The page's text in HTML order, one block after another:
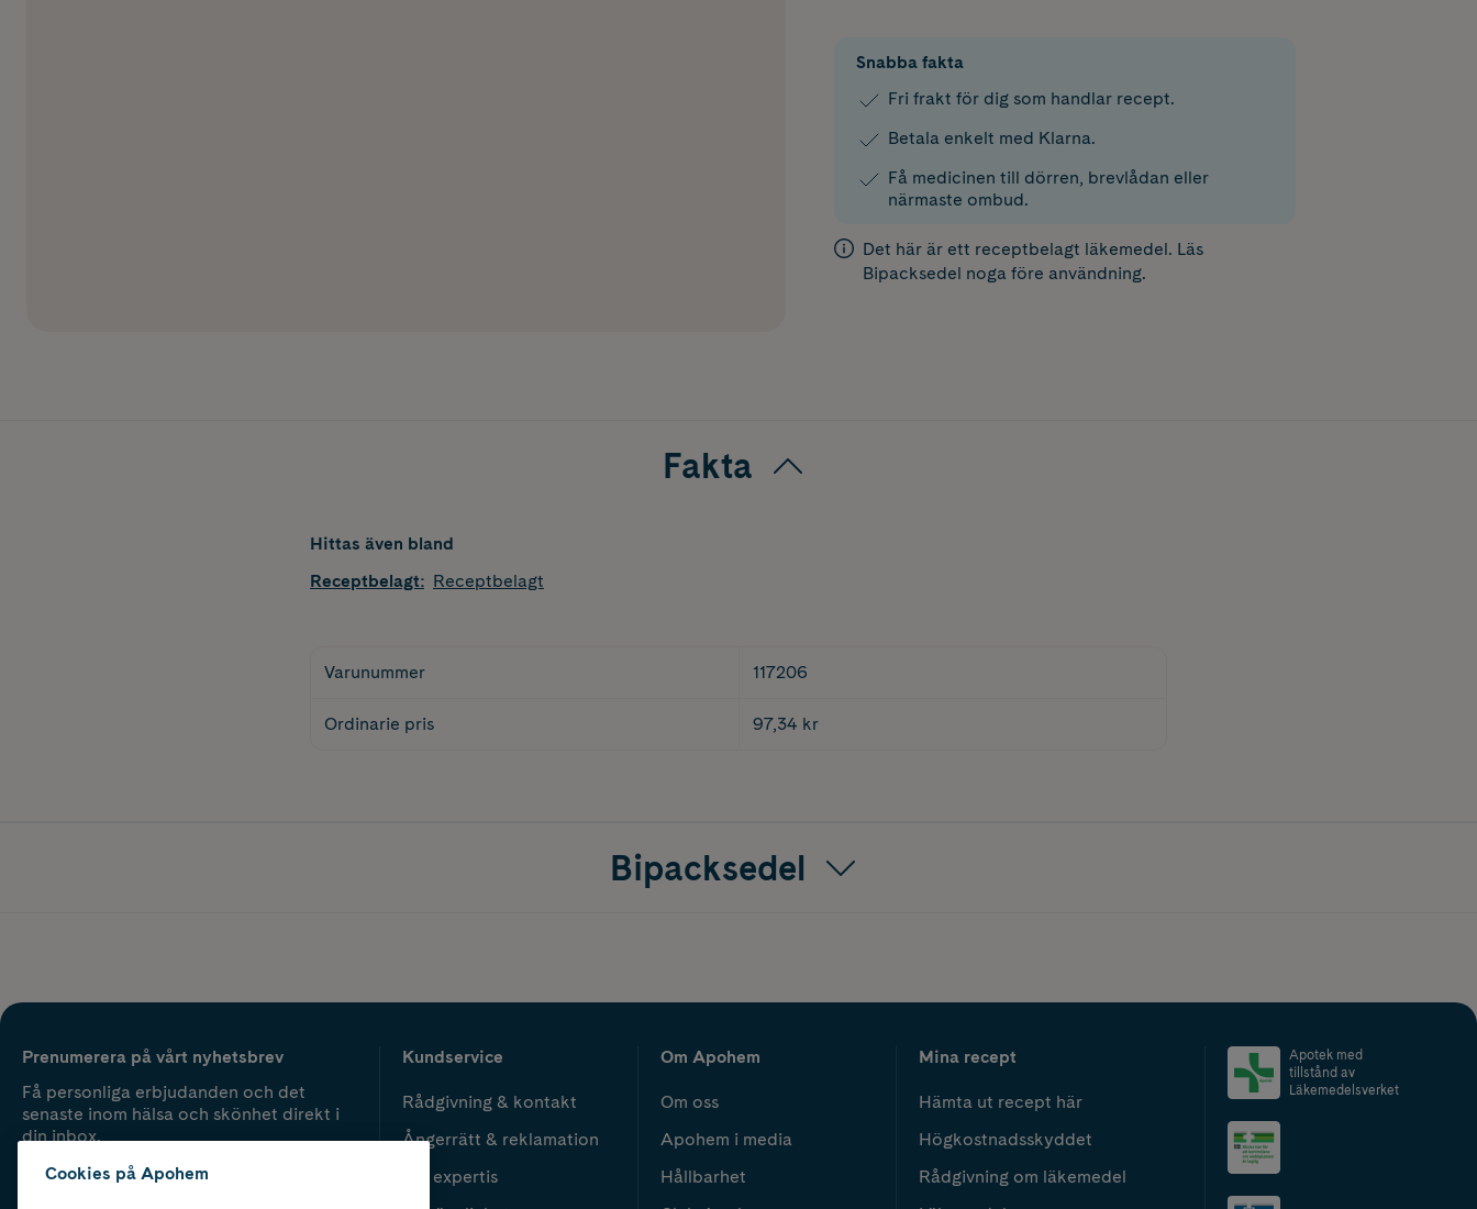
Snabba fakta
Fri frakt för dig som handlar recept.
Betala enkelt med Klarna.
Få medicinen till dörren, brevlådan eller
närmaste ombud.
Det här är ett receptbelagt läkemedel. Läs
Bipacksedel noga före användning.
Fakta
Hittas även bland
Receptbelagt: Receptbelagt
Varunummer 117206
Ordinarie pris 97,34 kr
Bipacksedel
Prenumerera på vårt nyhetsbrev
Få personliga erbjudanden och det
senaste inom hälsa och skönhet direkt i
din inbox.
Kundservice
Rådgivning & kontakt
Ångerrätt & reklamation
Vår expertis
Om Apohem
Om oss
Apohem i media
Hållbarhet
Mina recept
Hämta ut recept här
Högkostnadsskyddet
Rådgivning om läkemedel
Apotek med
tillstånd av
Läkemedelsverket
Cookies på Apohem